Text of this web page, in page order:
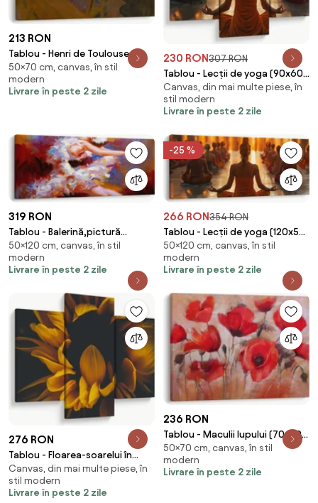
213 RON
Tablou - Henri de Toulouse-
Lautrec, At the Moulin Rouge,
reproducere (70x50 cm)
50×70 cm, canvas, în stil
modern
Livrare în peste 2 zile
230 RON307 RON
Tablou - Lecții de yoga (90x60
cm)
Canvas, din mai multe piese, în
stil modern
Livrare în peste 2 zile
319 RON
Tablou - Balerină,pictură
(120x50 cm)
50×120 cm, canvas, în stil
modern
Livrare în peste 2 zile
-25 %
266 RON354 RON
Tablou - Lecții de yoga (120x50
cm)
50×120 cm, canvas, în stil
modern
Livrare în peste 2 zile
276 RON
Tablou - Floarea-soarelui în
fundal negru (90x60 cm)
Canvas, din mai multe piese, în
stil modern
Livrare în peste 2 zile
236 RON
Tablou - Maculii lupului (70x50
cm)
50×70 cm, canvas, în stil
modern
Livrare în peste 2 zile